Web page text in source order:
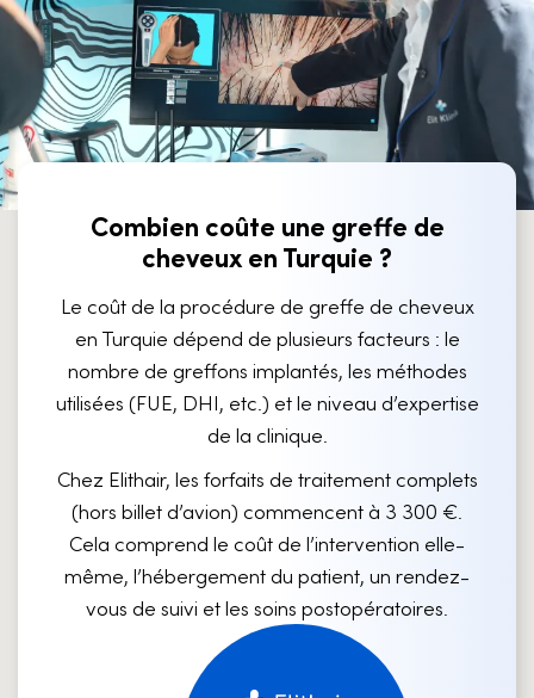
Combien coûte une greffe de
cheveux en Turquie ?
Le coût de la procédure de greffe de cheveux
en Turquie dépend de plusieurs facteurs : le
nombre de greffons implantés, les méthodes
utilisées (FUE, DHI, etc.) et le niveau d’expertise
de la clinique.
Chez Elithair, les forfaits de traitement complets
(hors billet d’avion) commencent à 3 300 €.
Cela comprend le coût de l’intervention elle-
même, l’hébergement du patient, un rendez-
vous de suivi et les soins postopératoires.